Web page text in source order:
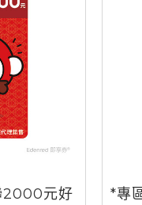
2000元好
*專